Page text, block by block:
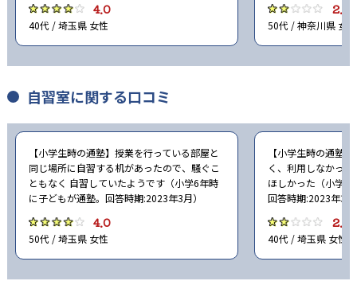
4.0
40代 / 埼玉県 女性
2.0
50代 / 神奈川県 女性
自習室に関する口コミ
【小学生時の通塾】授業を行っている部屋と
同じ場所に自習する机があったので、騒ぐこ
ともなく 自習していたようです（小学6年時
に子どもが通塾。回答時期:2023年3月）
4.0
50代 / 埼玉県 女性
【小学生時の通塾
く、利用しなかっ
ほしかった（小学5
回答時期:2023年3
2.0
40代 / 埼玉県 女性